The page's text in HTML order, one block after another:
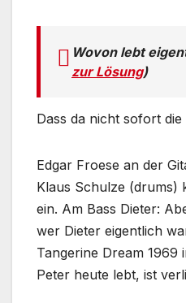
Wovon lebt
zur Lösung)
Dass da nicht sofort
Edgar Froese an der
Klaus Schulze (drums)
ein. Am Bass Dieter:
wer Dieter eigentlich
Tangerine Dream 1969
Peter heute lebt, ist